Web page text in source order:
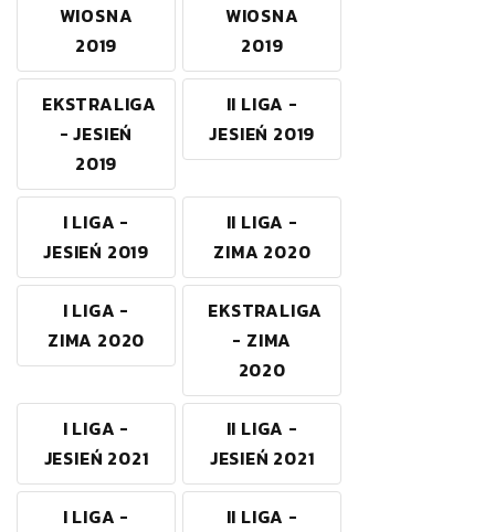
WIOSNA
2019
WIOSNA
2019
EKSTRALIGA
- JESIEŃ
2019
II LIGA -
JESIEŃ 2019
I LIGA -
JESIEŃ 2019
II LIGA -
ZIMA 2020
I LIGA -
ZIMA 2020
EKSTRALIGA
- ZIMA
2020
I LIGA -
JESIEŃ 2021
II LIGA -
JESIEŃ 2021
I LIGA -
II LIGA -